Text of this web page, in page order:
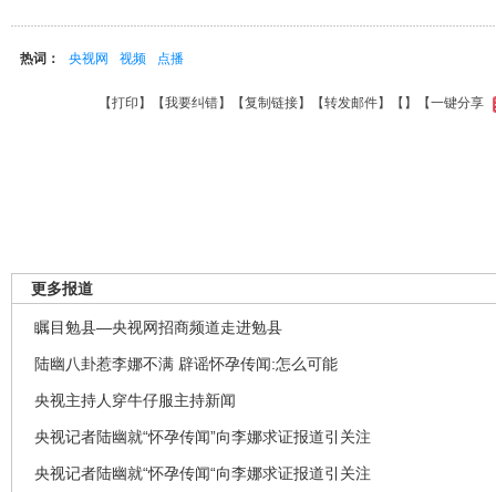
热词： 央视网 视频 点播
【打印 】【我要纠错】【复制链接】【转发邮件】【 】 【一键分享
更多报道
瞩目勉县—央视网招商频道走进勉县
陆幽八卦惹李娜不满 辟谣怀孕传闻:怎么可能
央视主持人穿牛仔服主持新闻
央视记者陆幽就“怀孕传闻”向李娜求证报道引关注
央视记者陆幽就“怀孕传闻“向李娜求证报道引关注